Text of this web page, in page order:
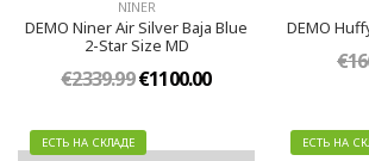
NINER
DEMO Niner Air Silver Baja Blue
2-Star Size MD
€2339.99€1100.00
DEMO
ЕСТЬ НА СКЛАДЕ ЕСТЬ НА